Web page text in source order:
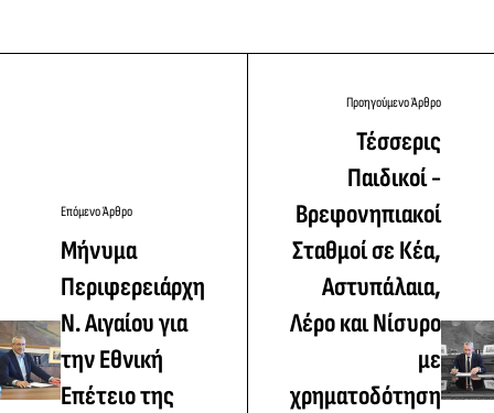
Επόμενο Άρθρο
Μήνυμα
Περιφερειάρχη
Ν. Αιγαίου για
την Εθνική
Επέτειο της
Προηγούμενο Άρθρο
Τέσσερις
Παιδικοί -
Βρεφονηπιακοί
Σταθμοί σε Κέα,
Αστυπάλαια,
Λέρο και Νίσυρο
με
χρηματοδότηση